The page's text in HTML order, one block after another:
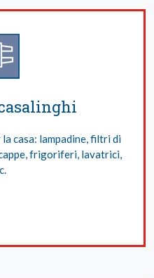
casa: lampadine, filtri di
frigoriferi, lavatrici,